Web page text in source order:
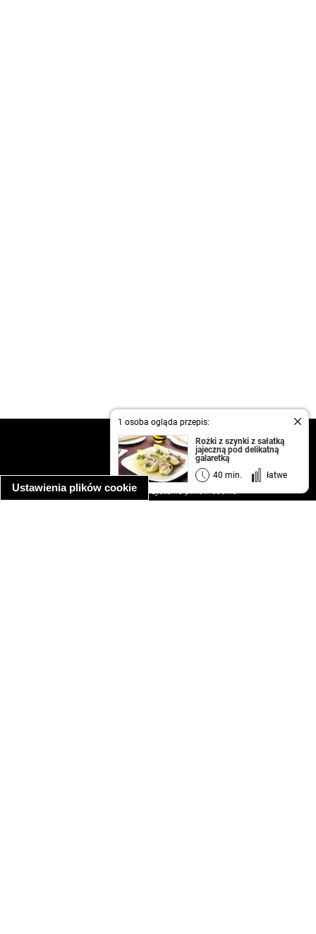
Ustawienia plików cookie
1 osoba ogląda przepis:
Rożki z szynki z sałatką
jajeczną pod delikatną
galaretką
40 min.
łatwe
kontakt
regulamin
informacja o prywatności
informacja o wykorzystaniu plików cookie